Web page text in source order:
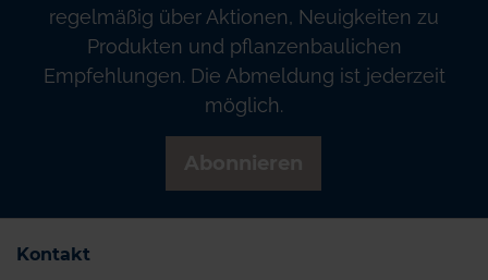
regelmäßig über Aktionen, Neuigkeiten zu
Produkten und pflanzenbaulichen
Empfehlungen. Die Abmeldung ist jederzeit
möglich.
Kontakt